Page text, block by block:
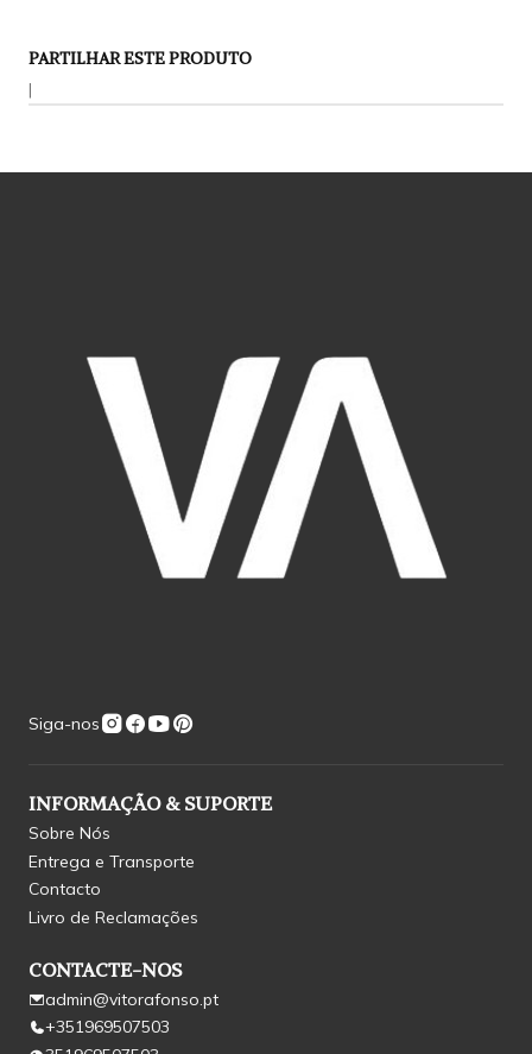
PARTILHAR ESTE PRODUTO
|
Siga-nos
INFORMAÇÃO & SUPORTE
Sobre Nós
Entrega e Transporte
Contacto
Livro de Reclamações
CONTACTE-NOS
admin@vitorafonso.pt
+351969507503